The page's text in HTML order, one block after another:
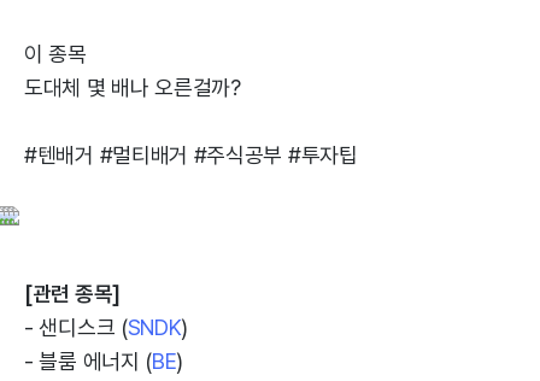
이 종목
도대체 몇 배나 오른걸까?
#텐배거 #멀티배거 #주식공부 #투자팁
[관련 종목]
- 샌디스크 (SNDK)
- 블룸 에너지 (BE)